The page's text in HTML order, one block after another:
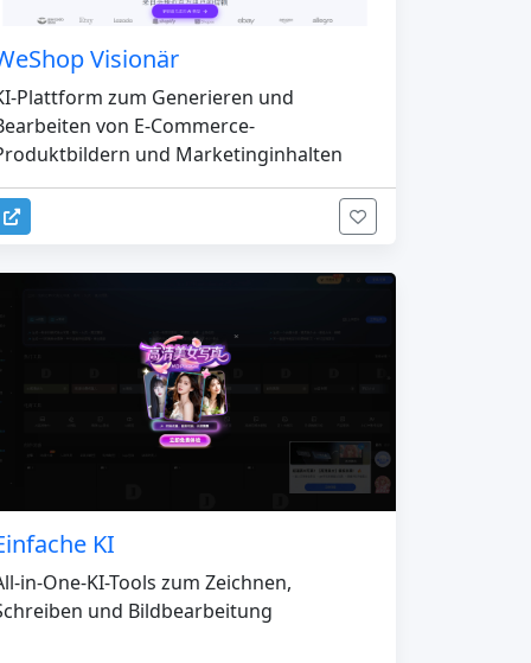
Visionär
Plattform zum Generieren und
von E-Commerce-
und Marketinginhalten
KI
in-One-KI-Tools zum Zeichnen,
und Bildbearbeitung